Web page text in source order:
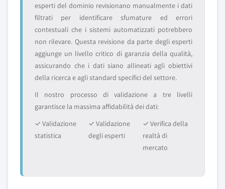
esperti del dominio revisionano manualmente i dati
filtrati per identificare sfumature ed errori
contestuali che i sistemi automatizzati potrebbero
non rilevare. Questa revisione da parte degli esperti
aggiunge un livello critico di garanzia della qualità,
assicurando che i dati siano allineati agli obiettivi
della ricerca e agli standard specifici del settore.
Il nostro processo di validazione a tre livelli
garantisce la massima affidabilità dei dati:
✓ Validazione
statistica
✓ Validazione
degli esperti
✓ Verifica della
realtà di
mercato